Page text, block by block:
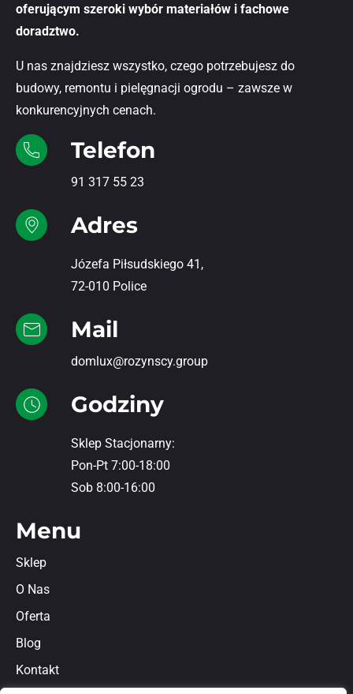
oferującym szeroki wybór materiałów i fachowe
doradztwo.
U nas znajdziesz wszystko, czego potrzebujesz do
budowy, remontu i pielęgnacji ogrodu – zawsze w
konkurencyjnych cenach.
Telefon
91 317 55 23
Adres
Józefa Piłsudskiego 41,
72-010 Police
Mail
domlux@rozynscy.group
Godziny
Sklep Stacjonarny:
Pon-Pt 7:00-18:00
Sob 8:00-16:00
Menu
Sklep
O Nas
Oferta
Blog
Kontakt